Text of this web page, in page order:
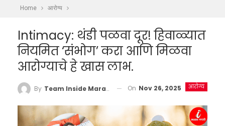
Home आरोग्य
Intimacy: थंडी पळवा दूर! हिवाळ्यात
नियमित ‘संभोग’ करा आणि मिळवा
आरोग्याचे हे खास लाभ.
आरोग्य
By Team Inside Marathi On Nov 26, 2025